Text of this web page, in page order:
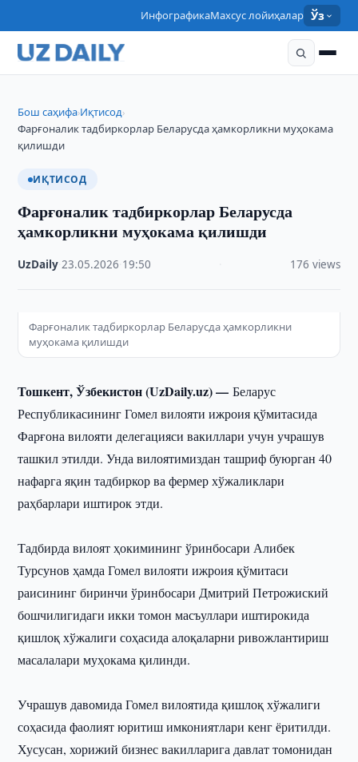
ИнфографикаМахсус лойиҳалар Ўз
Бош саҳифа›Иқтисод›
Фарғоналик тадбиркорлар Беларусда ҳамкорликни муҳокама
қилишди
ИҚТИСОД
Фарғоналик тадбиркорлар Беларусда
ҳамкорликни муҳокама қилишди
UzDaily ·23.05.2026 19:50 176 views
Фарғоналик тадбиркорлар Беларусда ҳамкорликни
муҳокама қилишди
Тошкент, Ўзбекистон (UzDaily.uz) —Беларус
Республикасининг Гомел вилояти ижроия қўмитасида
Фарғона вилояти делегацияси вакиллари учун учрашув
ташкил этилди. Унда вилоятимиздан ташриф буюрган 40
нафарга яқин тадбиркор ва фермер хўжаликлари
раҳбарлари иштирок этди.
Тадбирда вилоят ҳокимининг ўринбосари Алибек
Турсунов ҳамда Гомел вилояти ижроия қўмитаси
раисининг биринчи ўринбосари Дмитрий Петрожиский
бошчилигидаги икки томон масъуллари иштирокида
қишлоқ хўжалиги соҳасида алоқаларни ривожлантириш
масалалари муҳокама қилинди.
Учрашув давомида Гомел вилоятида қишлоқ хўжалиги
соҳасида фаолият юритиш имкониятлари кенг ёритилди.
Хусусан, хорижий бизнес вакилларига давлат томонидан